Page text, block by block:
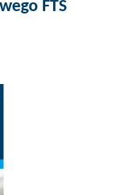
FTS